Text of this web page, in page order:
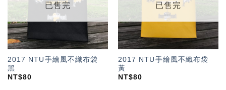
已售完
2017 NTU手繪風不織布袋
黑
NT$80
已售完
2017 NTU手繪風不織布袋
黃
NT$80